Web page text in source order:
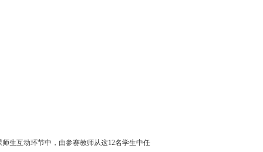
生互动环节中，由参赛教师从这12名学生中任